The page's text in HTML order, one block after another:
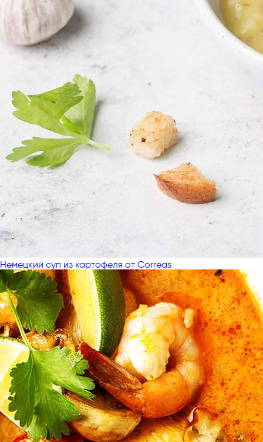
Немецкий суп из картофеля от Correas